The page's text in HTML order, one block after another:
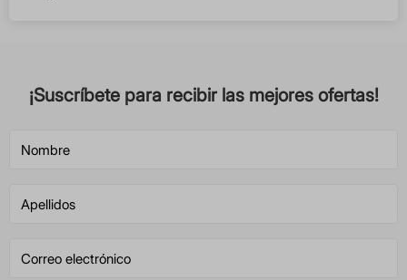
¡Suscríbete para recibir las mejores ofertas!